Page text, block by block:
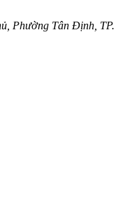
Phường Tân Định, TP.